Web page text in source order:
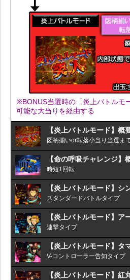
※BONUS当選時の「炎上バトルモ
可能な大当りを経由する
【炎上バトルモード】概
図柄揃いor転落小当り当選ま
【命の呼吸チャレンジ】
時短1回転
【炎上バトルモード】シ
スタンダードバトルタイプ
【炎上バトルモード】ア
連撃タイプ
【炎上バトルモード】タ
V-コントローラー告知タイプ
【炎上バトルモード】紅